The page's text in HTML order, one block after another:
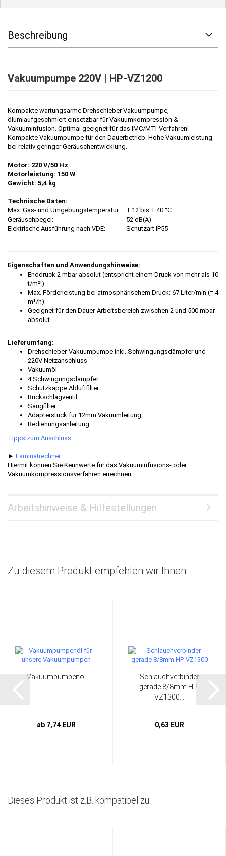
Beschreibung
Vakuumpumpe 220V | HP-VZ1200
Kompakte wartungsarme Drehschieber Vakuumpumpe,
ölumlaufgeschmiert einsetzbar für Vakuumkompression &
Vakuuminfusion. Optimal geeignet für das IMC/MTI-Verfahren!
Kompakte Vakuumpumpe für den Dauerbetrieb. Hohe Vakuumleistung
bei relativ geringer Geräuschentwicklung.
Motor: 220 V/50 Hz
Motorleistung: 150 W
Gewicht: 5,4 kg
Technische Daten:
Max. Gas- und Umgebungstemperatur:
+ 12 bis + 40 °C
Geräuschpegel:
52 dB(A)
Elektrische Ausführung nach VDE:
Schutzart IP55
Eigenschaften und Anwendungshinweise:
Enddruck 2 mbar absolut (entspricht einem Druck von mehr als 10
t/m²!)
Max. Förderleistung bei atmosphärischem Druck: 67 Liter/min (= 4
m³/h)
Geeignet für den Dauer-Arbeitsbereich zwischen 2 und 500 mbar
absolut
Lieferumfang:
Drehschieber-Vakuumpumpe inkl. Schwingungsdämpfer und
220V Netzanschluss
Vakuumöl
4 Schwingungsdämpfer
Schutzkappe Abluftfilter
Rückschlagventil
Saugfilter
Adapterstück für 12mm Vakuumleitung
Bedienungsanleitung
Tipps zum Anschluss
► Laminatrechner
Hiermit können Sie Kennwerte für das Vakuuminfusions- oder
Vakuumkompressionsverfahren errechnen.
Arbeitshinweise & Hilfestellungen
Zu diesem Produkt empfehlen wir Ihnen:
Vakuumpumpenöl
ab 7,74 EUR
Schlauchverbinder
gerade 8/8mm HP-
VZ1300...
0,63 EUR
Dieses Produkt ist z.B. kompatibel zu: